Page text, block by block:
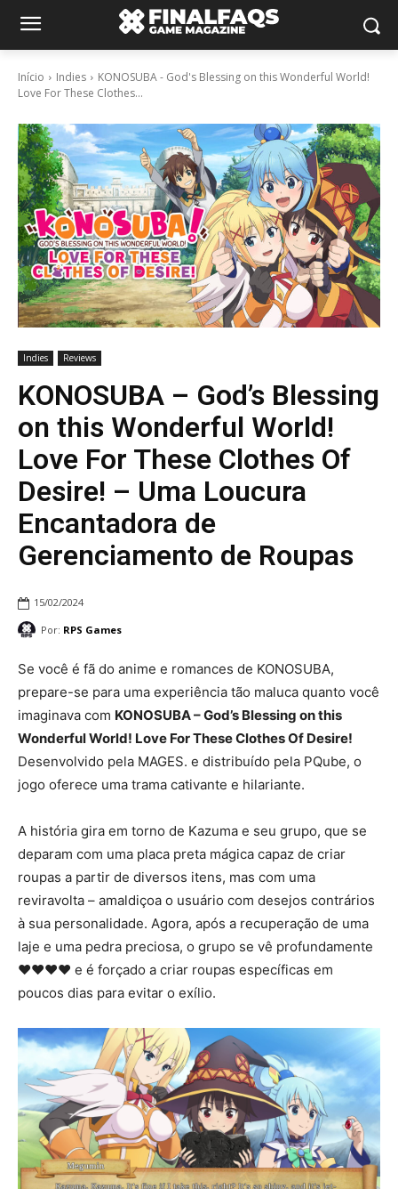
Início Indies
KONOSUBA - God's Blessing on this Wonderful World!
Love For These Clothes...
Indies Reviews
KONOSUBA – God’s Blessing
on this Wonderful World!
Love For These Clothes Of
Desire! – Uma Loucura
Encantadora de
Gerenciamento de Roupas
15/02/2024
Por: RPS Games
Se você é fã do anime e romances de KONOSUBA,
prepare-se para uma experiência tão maluca quanto você
imaginava com KONOSUBA – God’s Blessing on this
Wonderful World! Love For These Clothes Of Desire!
Desenvolvido pela MAGES. e distribuído pela PQube, o
jogo oferece uma trama cativante e hilariante.
A história gira em torno de Kazuma e seu grupo, que se
deparam com uma placa preta mágica capaz de criar
roupas a partir de diversos itens, mas com uma
reviravolta – amaldiçoa o usuário com desejos contrários
à sua personalidade. Agora, após a recuperação de uma
laje e uma pedra preciosa, o grupo se vê profundamente
♥♥♥♥ e é forçado a criar roupas específicas em
poucos dias para evitar o exílio.